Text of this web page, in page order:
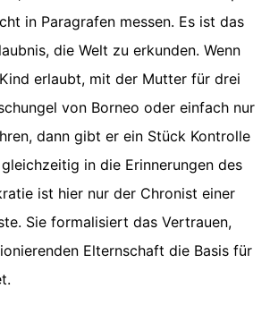
in Paragrafen messen. Es ist das
die Welt zu erkunden. Wenn
erlaubt, mit der Mutter für drei
von Borneo oder einfach nur
dann gibt er ein Stück Kontrolle
in die Erinnerungen des
ist hier nur der Chronist einer
Sie formalisiert das Vertrauen,
Elternschaft die Basis für